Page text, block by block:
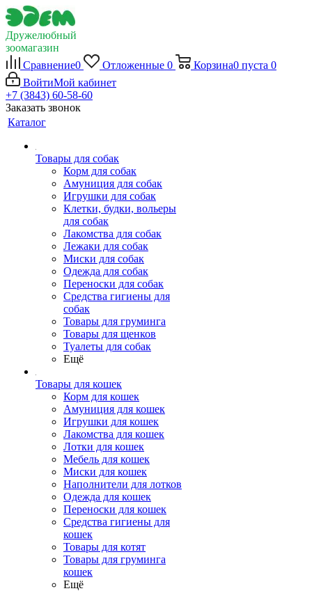
Дружелюбный
зоомагазин
Сравнение0 Отложенные 0 Корзина0 пуста 0
ВойтиМой кабинет
+7 (3843) 60-58-60
Заказать звонок
Каталог
Товары для собак
Корм для собак
Амуниция для собак
Игрушки для собак
Клетки, будки, вольеры
для собак
Лакомства для собак
Лежаки для собак
Миски для собак
Одежда для собак
Переноски для собак
Средства гигиены для
собак
Товары для груминга
Товары для щенков
Туалеты для собак
Ещё
Товары для кошек
Корм для кошек
Амуниция для кошек
Игрушки для кошек
Лакомства для кошек
Лотки для кошек
Мебель для кошек
Миски для кошек
Наполнители для лотков
Одежда для кошек
Переноски для кошек
Средства гигиены для
кошек
Товары для котят
Товары для груминга
кошек
Ещё